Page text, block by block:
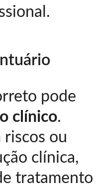
pode
clínico.
riscos ou
clínica,
tratamento